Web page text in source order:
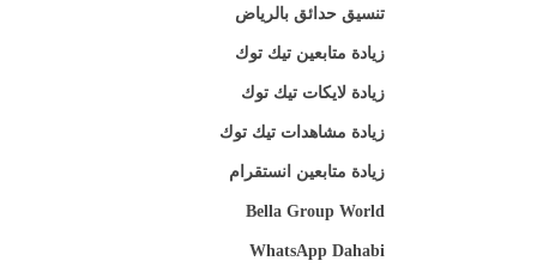
تنسيق حدائق بالرياض
زيادة متابعين تيك توك
زيادة لايكات تيك توك
زيادة مشاهدات تيك توك
زيادة متابعين انستقرام
Bella Group World
WhatsApp Dahabi